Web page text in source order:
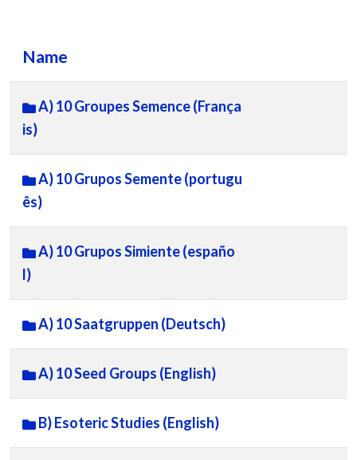
Name
A) 10 Groupes Semence (França
is)
A) 10 Grupos Semente (portugu
ês)
A) 10 Grupos Simiente (españo
l)
A) 10 Saatgruppen (Deutsch)
A) 10 Seed Groups (English)
B) Esoteric Studies (English)